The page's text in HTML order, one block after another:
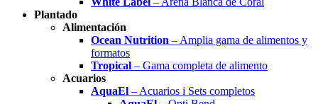
Plantado
Alimentación
Ocean Nutrition – Amplia gama de alimentos y
formatos
Tropical – Gama completa de alimento
Acuarios
AquaEl – Acuarios i Sets completos